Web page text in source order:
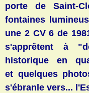
porte de Saint-
fontaines
une 2 CV 6 de
s'apprêtent à
historique en
et quelques
s'ébranle vers...